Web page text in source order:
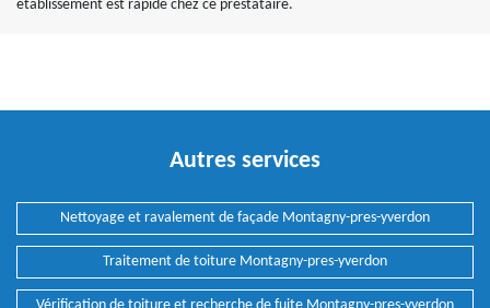
établissement est rapide chez ce prestataire.
Autres services
Nettoyage et ravalement de façade Montagny-pres-yverdon
Traitement de toiture Montagny-pres-yverdon